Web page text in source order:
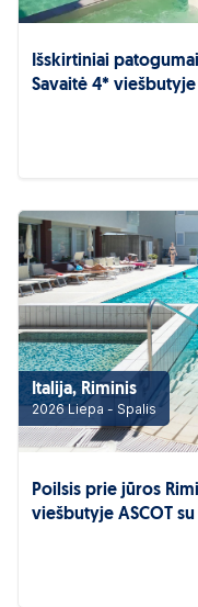
Išskirtiniai
Savaitė 4* viešbutyje
Italija, Riminis
2026 Liepa - Spalis
Poilsis prie jūros
viešbutyje ASCOT